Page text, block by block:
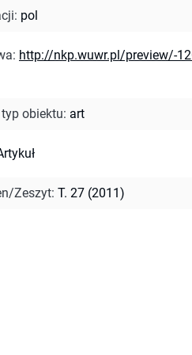
: pol
: http://nkp.wuwr.pl/preview/-
obiektu: art
Zeszyt: T. 27 (2011)